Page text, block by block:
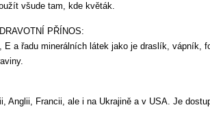
všude tam, kde květák.
PŘÍNOS:
E a řadu minerálních látek jako je draslík, vápník,
Anglii, Francii, ale i na Ukrajině a v USA. Je